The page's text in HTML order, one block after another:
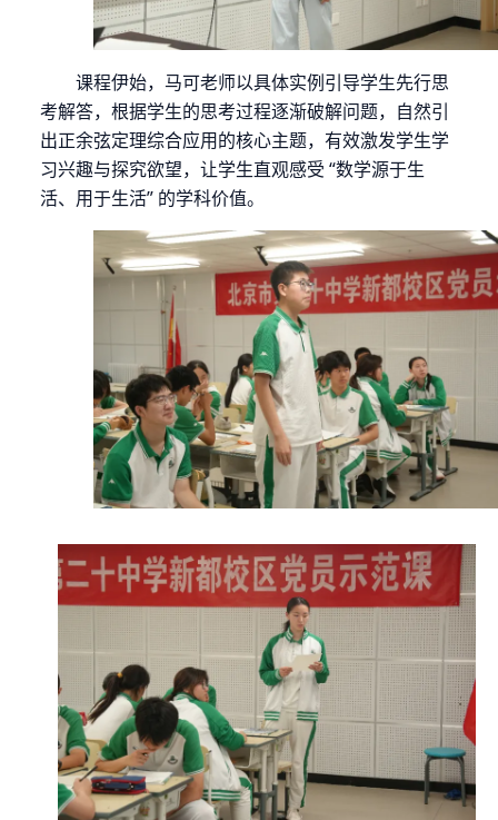
课程伊始，马可老师以具体实例引导学生先行思
考解答，根据学生的思考过程逐渐破解问题，自然引
出正余弦定理综合应用的核心主题，有效激发学生学
习兴趣与探究欲望，让学生直观感受 “数学源于生
活、用于生活” 的学科价值。